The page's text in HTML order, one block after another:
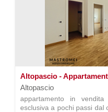
Altopascio -
Altopascio
appartamento in
esclusiva a pochi passi dal